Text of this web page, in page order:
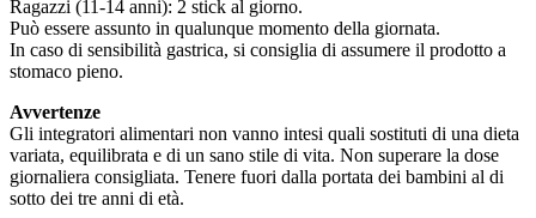
Ragazzi (11-14 anni): 2 stick al giorno.
Può essere assunto in qualunque momento della giornata.
In caso di sensibilità gastrica, si consiglia di assumere il prodotto a
stomaco pieno.
Avvertenze
Gli integratori alimentari non vanno intesi quali sostituti di una dieta
variata, equilibrata e di un sano stile di vita. Non superare la dose
giornaliera consigliata. Tenere fuori dalla portata dei bambini al di
sotto dei tre anni di età.